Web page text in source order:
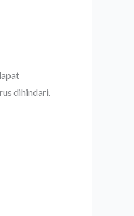
dihindari.